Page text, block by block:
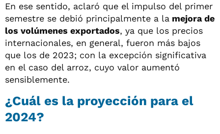
En ese sentido, aclaró que el impulso del primer
semestre se debió principalmente a la mejora de
los volúmenes exportados, ya que los precios
internacionales, en general, fueron más bajos
que los de 2023; con la excepción significativa
en el caso del arroz, cuyo valor aumentó
sensiblemente.
¿Cuál es la proyección para el
2024?